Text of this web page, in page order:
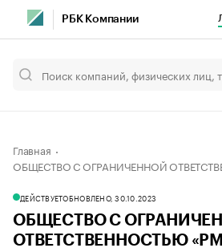
РБК Компании
Главная
ДЕЙСТВУЕТОБНОВЛЕНО, 30.10.2023
ОБЩЕСТВО С
ОТВЕТСТВЕННОСТЬЮ